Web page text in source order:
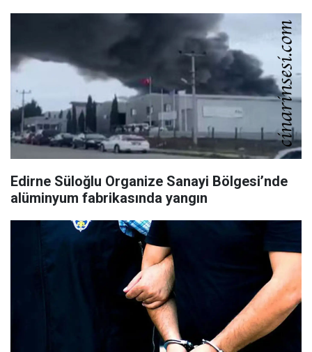
Edirne Süloğlu Organize Sanayi Bölgesi’nde
alüminyum fabrikasında yangın